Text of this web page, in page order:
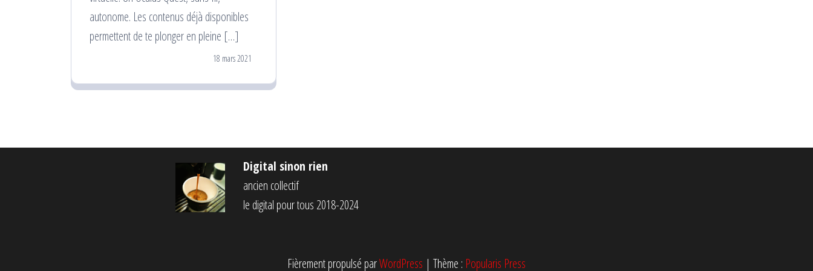
autonome. Les contenus déjà disponibles
permettent de te plonger en pleine […]
18 mars 2021
Digital sinon rien
ancien collectif
le digital pour tous 2018-2024
Fièrement propulsé parWordPress | Thème : Popularis Press